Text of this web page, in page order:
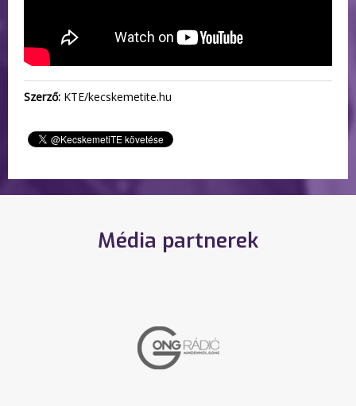
Szerző: KTE/kecskemetite.hu
Média partnerek